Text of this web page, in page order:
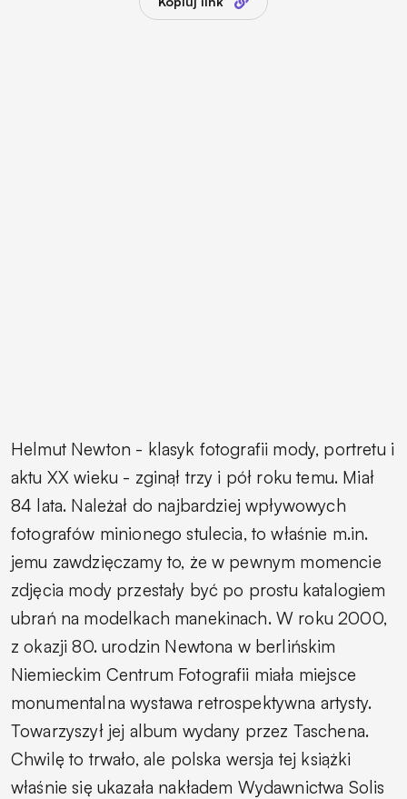
Helmut Newton - klasyk fotografii mody, portretu i
aktu XX wieku - zginął trzy i pół roku temu. Miał
84 lata. Należał do najbardziej wpływowych
fotografów minionego stulecia, to właśnie m.in.
jemu zawdzięczamy to, że w pewnym momencie
zdjęcia mody przestały być po prostu katalogiem
ubrań na modelkach manekinach. W roku 2000,
z okazji 80. urodzin Newtona w berlińskim
Niemieckim Centrum Fotografii miała miejsce
monumentalna wystawa retrospektywna artysty.
Towarzyszył jej album wydany przez Taschena.
Chwilę to trwało, ale polska wersja tej książki
właśnie się ukazała nakładem Wydawnictwa Solis